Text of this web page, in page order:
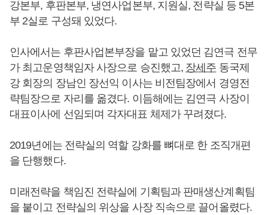
강본부, 후판본부, 냉연사업본부, 지원실, 전략실 등 5본
부 2실로 구성돼 있었다.
인사에서는 후판사업본부장을 맡고 있었던 김연극 전무
가 최고운영책임자 사장으로 승진했고, 장세주 동국제
강 회장의 장남인 장선익 이사는 비전팀장에서 경영전
략팀장으로 자리를 옮겼다. 이듬해에는 김연극 사장이
대표이사에 선임되며 각자대표 체제가 꾸려졌다.
2019년에는 전략실의 역할 강화를 뼈대로 한 조직개편
을 단행했다.
미래전략을 책임진 전략실에 기획팀과 판매생산계획팀
을 붙이고 전략실의 위상을 사장 직속으로 끌어올렸다.